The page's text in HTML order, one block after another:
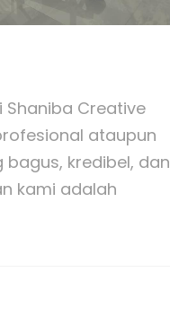
Creative
ataupun
kredibel, dan
kami adalah